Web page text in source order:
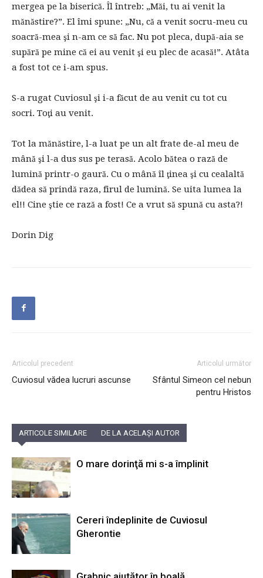
mergea pe la biserică. Îl întreb: „Măi, tu ai venit la
mănăstire?”. El îmi spune: „Nu, că a venit socru-meu cu
soacră-mea şi n-am ce să fac. Nu pot pleca, după-aia se
supără pe mine că ei au venit şi eu plec de acasă!”. Atâta
a fost tot ce i-am spus.
S-a rugat Cuviosul şi i-a făcut de au venit cu tot cu
socri. Toţi au venit.
Tot la mănăstire, l-a luat pe un alt frate de-al meu de
mână şi l-a dus sus pe terasă. Acolo bătea o rază de
lumină printr-o gaură. Cu o mână îl ţinea şi cu cealaltă
dădea să prindă raza, firul de lumină. Se uita lumea la
el!! Cine ştie ce rază a fost! Ce a vrut să spună cu asta?!
Dorin Dig
Articolul precedent
Cuviosul vădea lucruri ascunse
Articolul următor
Sfântul Simeon cel nebun
pentru Hristos
ARTICOLE SIMILARE DE LA ACELAȘI AUTOR
O mare dorinţă mi s-a împlinit
Cereri îndeplinite de Cuviosul
Gherontie